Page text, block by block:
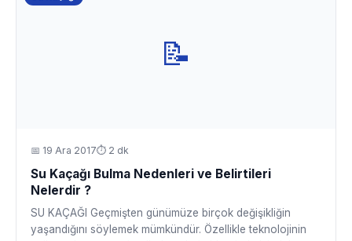
📝
📅 19 Ara 2017⏱ 2 dk
Su Kaçağı Bulma Nedenleri ve Belirtileri
Nelerdir ?
SU KAÇAĞI Geçmişten günümüze birçok değişikliğin
yaşandığını söylemek mümkündür. Özellikle teknolojinin